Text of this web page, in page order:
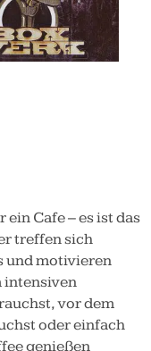
Cafe – es ist das
treffen sich
und motivieren
intensiven
vor dem
oder einfach
genießen